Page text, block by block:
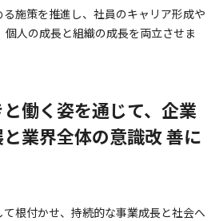
施策を推進し、社員のキャリア形成や
個人の成長と組織の成長を両立させま
働く姿を通じて、企業
業界全体の意識改 善に
根付かせ、持続的な事業成長と社会へ